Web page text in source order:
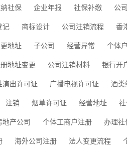
社保 企业年报 社保补缴 公
记 商标设计 公司注销流程 香
地址 子公司 经营异常 个体户
地址变更 公司注销材料 银行开
演出许可证 广播电视许可证 酒类
注销 烟草许可证 经营地址
地产公司 个体工商户注册 办理社
海外公司注册 法人变更流程